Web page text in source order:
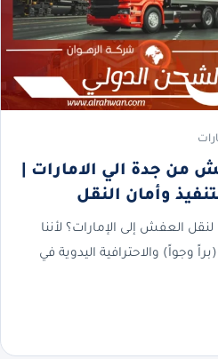
جدة الي الامارات |
العفش إلى الإمارات؟ لأننا
وجواً) والاحترافية اليدوية في